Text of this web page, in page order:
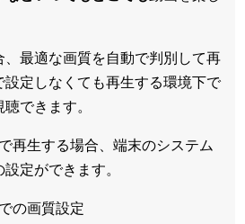
、最適な画質を自動で判別して再
設定しなくても再生する環境下で
聴できます。
再生する場合、端末のシステム
定ができます。
の画質設定